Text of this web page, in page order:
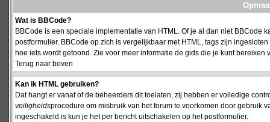
Wat is BBCode?
BBCode is een speciale implementatie van HTML. Of je al dan niet
postformulier. BBCode op zich is vergelijkbaar met HTML, tags zijn
hoe iets wordt getoond. Zie voor meer informatie de gids die je kunt bereiken
Terug naar boven
Kan ik HTML gebruiken?
Dat hangt er vanaf of de beheerders dit toelaten, zij hebben er volledige
veiligheidsprocedure om misbruik van het forum te voorkomen door gebruik
ingeschakeld is kun je het per bericht uitschakelen op het postformulier.